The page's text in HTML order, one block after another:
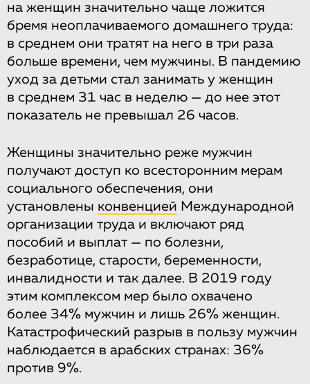
на женщин значительно чаще ложится
бремя неоплачиваемого домашнего труда:
в среднем они тратят на него в три раза
больше времени, чем мужчины. В пандемию
уход за детьми стал занимать у женщин
в среднем 31 час в неделю — до нее этот
показатель не превышал 26 часов.
Женщины значительно реже мужчин
получают доступ ко всесторонним мерам
социального обеспечения, они
установлены конвенцией Международной
организации труда и включают ряд
пособий и выплат — по болезни,
безработице, старости, беременности,
инвалидности и так далее. В 2019 году
этим комплексом мер было охвачено
более 34% мужчин и лишь 26% женщин.
Катастрофический разрыв в пользу мужчин
наблюдается в арабских странах: 36%
против 9%.